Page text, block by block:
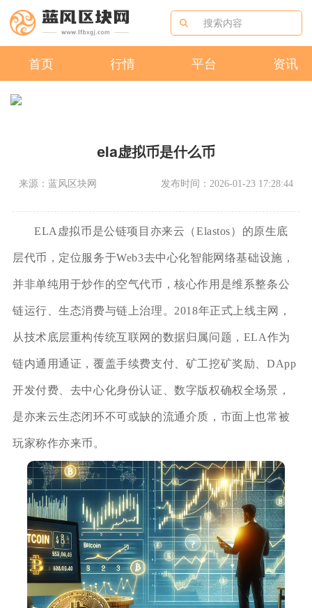
首页 行情 平台 资讯
ela虚拟币是什么币
来源：蓝风区块网 发布时间：2026-01-23 17:28:44
ELA虚拟币是公链项目亦来云（Elastos）的原生底
层代币，定位服务于Web3去中心化智能网络基础设施，
并非单纯用于炒作的空气代币，核心作用是维系整条公
链运行、生态消费与链上治理。2018年正式上线主网，
从技术底层重构传统互联网的数据归属问题，ELA作为
链内通用通证，覆盖手续费支付、矿工挖矿奖励、DApp
开发付费、去中心化身份认证、数字版权确权全场景，
是亦来云生态闭环不可或缺的流通介质，市面上也常被
玩家称作亦来币。